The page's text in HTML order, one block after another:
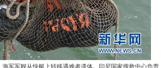
军舰从快艇上转移遇难者遗体。印尼国家搜救中心负责